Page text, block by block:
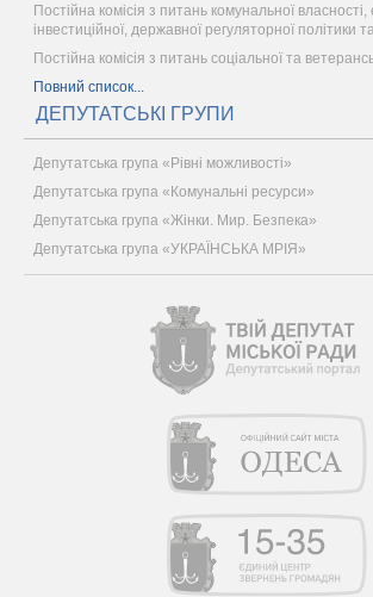
Постійна комісія з питань комунальної власності,
інвестиційної, державної регуляторної політики
Постійна комісія з питань соціальної та
Повний список...
ДЕПУТАТСЬКІ ГРУПИ
Депутатська група «Рівні можливості»
Депутатська група «Комунальні ресурси»
Депутатська група «Жінки. Мир. Безпека»
Депутатська група «УКРАЇНСЬКА МРІЯ»